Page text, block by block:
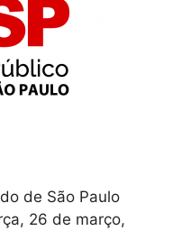
de São Paulo
26 de março,